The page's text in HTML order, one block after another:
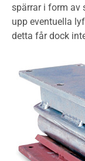
spärrar i form av
upp eventuella
detta får dock